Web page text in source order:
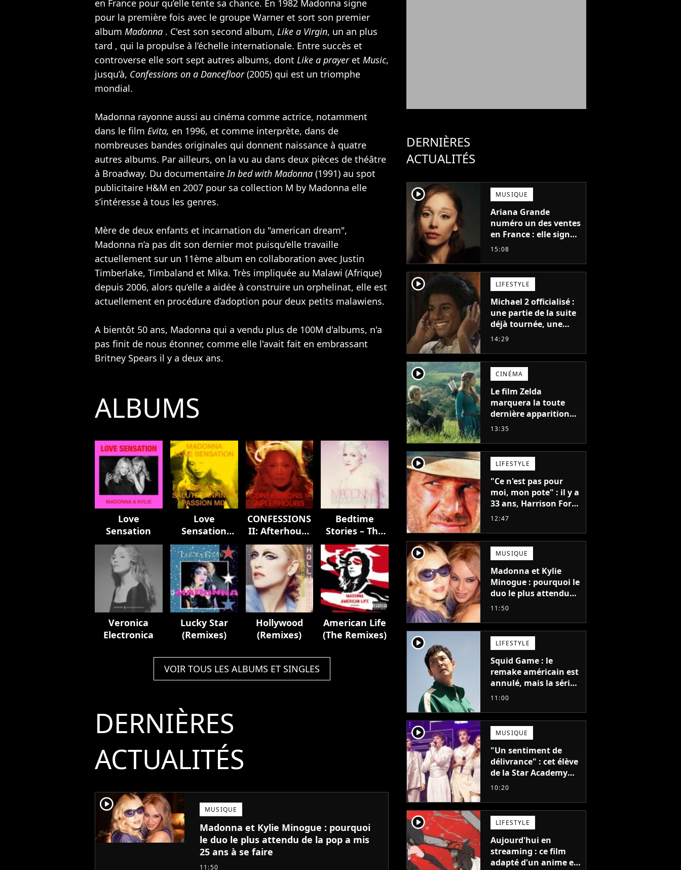
en France pour qu’elle tente sa chance. En 1982 Madonna signe
pour la première fois avec le groupe Warner et sort son premier
album Madonna . C'est son second album, Like a Virgin, un an plus
tard , qui la propulse à l’échelle internationale. Entre succès et
controverse elle sort sept autres albums, dont Like a prayer et Music,
jusqu’à, Confessions on a Dancefloor(2005) qui est un triomphe
mondial.
Madonna rayonne aussi au cinéma comme actrice, notamment
dans le film Evita, en 1996, et comme interprète, dans de
nombreuses bandes originales qui donnent naissance à quatre
autres albums. Par ailleurs, on la vu au dans deux pièces de théâtre
à Broadway. Du documentaireIn bed with Madonna (1991) au spot
publicitaire H&M en 2007 pour sa collection M by Madonna elle
s’intéresse à tous les genres.
Mère de deux enfants et incarnation du "american dream",
Madonna n’a pas dit son dernier mot puisqu’elle travaille
actuellement sur un 11ème album en collaboration avec Justin
Timberlake, Timbaland et Mika. Très impliquée au Malawi (Afrique)
depuis 2006, alors qu’elle a aidée à construire un orphelinat, elle est
actuellement en procédure d’adoption pour deux petits malawiens.
A bientôt 50 ans, Madonna qui a vendu plus de 100M d'albums, n'a
pas finit de nous étonner, comme elle l'avait fait en embrassant
Britney Spears il y a deux ans.
ALBUMS
Love
Sensation
Love
Sensation
Remixes
CONFESSIONS
II: Afterhours
Edition
Bedtime
Stories – The
Untold
Chapter
Veronica
Electronica
Lucky Star
(Remixes)
Hollywood
(Remixes)
American Life
(The Remixes)
VOIR TOUS LES ALBUMS ET SINGLES
DERNIÈRES
ACTUALITÉS
player2 MUSIQUE
Madonna et Kylie Minogue : pourquoi
le duo le plus attendu de la pop a mis
25 ans à se faire
11:50
DERNIÈRES
ACTUALITÉS
player2 MUSIQUE
Ariana Grande
numéro un des ventes
en France : elle signe
le meilleur démarrage
son album Petal
15:08
player2 LIFESTYLE
Michael 2 officialisé :
une partie de la suite
déjà tournée, une
sortie possible en
14:29
player2 CINÉMA
Le film Zelda
marquera la toute
dernière apparition
de cet acteur
disparu trop tôt
13:35
player2 LIFESTYLE
"Ce n'est pas pour
moi, mon pote" : il y a
33 ans, Harrison Ford
refusait l'un des plus
les temps
12:47
player2 MUSIQUE
Madonna et Kylie
Minogue : pourquoi le
duo le plus attendu
de la pop a mis 25 ans
11:50
player2 LIFESTYLE
Squid Game : le
remake américain est
annulé, mais la série
la plus vue sur Netflix
version française
11:00
player2 MUSIQUE
"Un sentiment de
délivrance" : cet élève
de la Star Academy
balance après la fin
10:20
player2 LIFESTYLE
Aujourd'hui en
streaming : ce film
adapté d'un anime et